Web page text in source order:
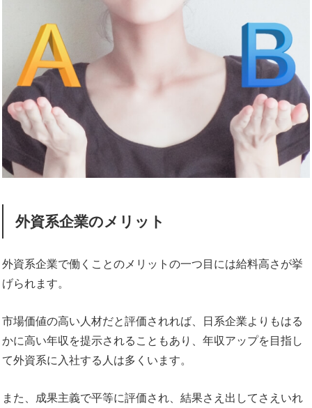
外資系企業のメリット
外資系企業で働くことのメリットの一つ目には給料高さが挙
げられます。
市場価値の高い人材だと評価されれば、日系企業よりもはる
かに高い年収を提示されることもあり、年収アップを目指し
て外資系に入社する人は多くいます。
また、成果主義で平等に評価され、結果さえ出してさえいれ